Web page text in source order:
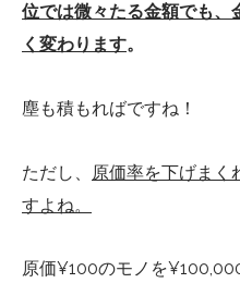
位では微々たる金額でも、
く変わります。
塵も積もればですね！
ただし、
原価率を下げまく
すよね。
原価¥100のモノを